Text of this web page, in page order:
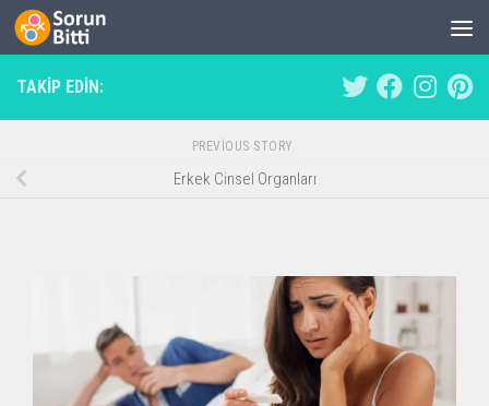
Skip to content
TAKIP EDIN:
PREVIOUS STORY
Erkek Cinsel Organları